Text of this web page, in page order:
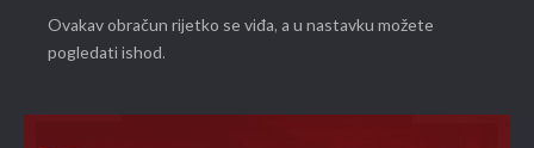
Ovakav obračun rijetko se viđa, a u nastavku možete
pogledati ishod.